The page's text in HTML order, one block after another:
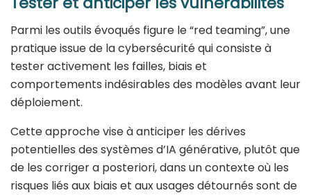
Parmi les outils évoqués figure le “red teaming”, une
pratique issue de la cybersécurité qui consiste à
tester activement les failles, biais et
comportements indésirables des modèles avant leur
déploiement.
Cette approche vise à anticiper les dérives
potentielles des systèmes d’IA générative, plutôt que
de les corriger a posteriori, dans un contexte où les
risques liés aux biais et aux usages détournés sont de